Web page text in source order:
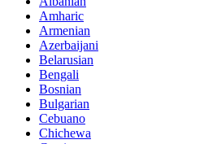
Amharic
Armenian
Azerbaijani
Belarusian
Bengali
Bosnian
Bulgarian
Cebuano
Chichewa